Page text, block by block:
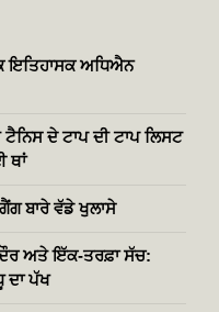
ਇਤਿਹਾਸਕ ਅਧਿਐਨ
ਟੈਨਿਸ ਦੇ ਟਾਪ ਦੀ ਟਾਪ ਲਿਸਟ
ਥਾਂ
ਬਾਰੇ ਵੱਡੇ ਖੁਲਾਸੇ
ਦੌਰ ਅਤੇ ਇੱਕ-ਤਰਫ਼ਾ ਸੱਚ:
ਦਾ ਪੱਖ